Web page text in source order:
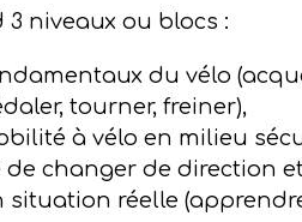
3 niveaux ou blocs :
du vélo
tourner, freiner),
à vélo en milieu
changer de direction
situation réelle